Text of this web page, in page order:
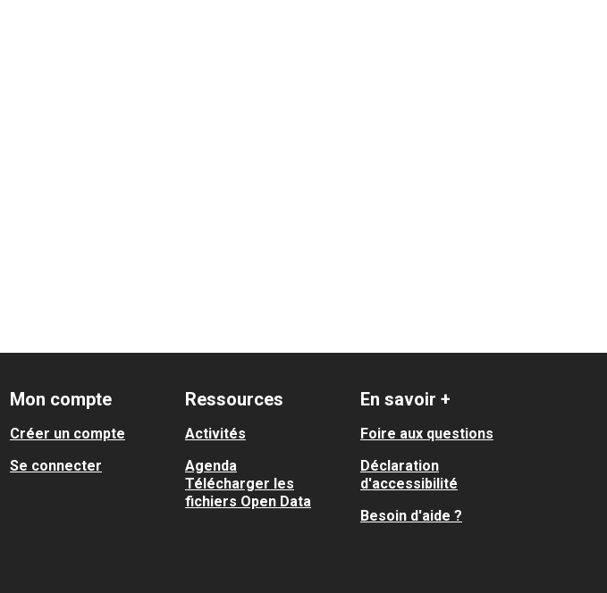
Mon compte
Créer un compte
Se connecter
Ressources
Activités
Agenda
Télécharger les
fichiers Open Data
En savoir +
Foire aux questions
Déclaration
d'accessibilité
Besoin d'aide ?